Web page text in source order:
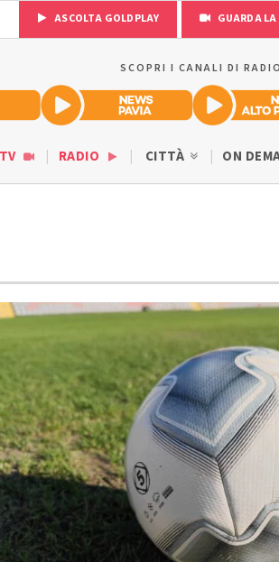
ASCOLTA GOLDPLAY GUARDA
SCOPRI I CANALI DI
RADIO CITTÀ ON